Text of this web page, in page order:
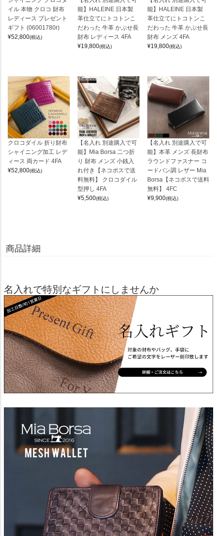
イル 本物 クロコ 財布
レディース プレゼント
ギフト (06001780r)
¥52,800(税込)
能】HALEINE 日本製
革仕立てにトコトンこ
だわった 牛革 かぶせ長
財布 レディース 4FA
¥19,800(税込)
能】HALEINE 日本製
革仕立てにトコトンこ
だわった 牛革 かぶせ長
財布 メンズ 4FA
¥19,800(税込)
クロコダイル 折り財布
シャイニング加工 レデ
ィース 両カード 4FA
¥52,800(税込)
【名入れ 別途購入で可
能】Mia Borsa 二つ折
り 財布 メンズ 小銭入
れ付き【ネコポスで送
料無料】 クロコダイル
型押し 4FA
¥5,500(税込)
【名入れ 別途購入で可
能】本革 メンズ 長財布
ラウンドファスナー コ
ードバン調 レザー Mia
Borsa【ネコポスで送料
無料】 4FC
¥9,900(税込)
商品詳細
名入れで特別なギフトにしませんか